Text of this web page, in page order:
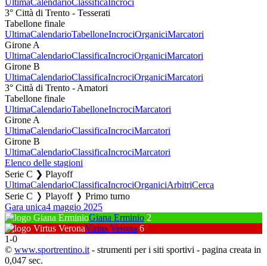
3° Città di Trento - Tesserati
Tabellone finale
UltimaCalendarioTabelloneIncrociOrganiciMarcatori
Girone A
UltimaCalendarioClassificaIncrociOrganiciMarcatori
Girone B
UltimaCalendarioClassificaIncrociOrganiciMarcatori
3° Città di Trento - Amatori
Tabellone finale
UltimaCalendarioTabelloneIncrociMarcatori
Girone A
UltimaCalendarioClassificaIncrociMarcatori
Girone B
UltimaCalendarioClassificaIncrociMarcatori
Elenco delle stagioni
Serie C ❯ Playoff
UltimaCalendarioClassificaIncrociOrganiciArbitriCerca
Serie C ❭ Playoff ❭ Primo turno
Gara unica4 maggio 2025
Giana Erminio 2
Virtus Verona 6
1-0
© www.sportrentino.it - strumenti per i siti sportivi - pagina creata in
0,047 sec.